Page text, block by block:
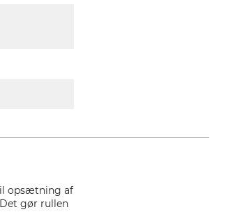
opsætning af
gør rullen